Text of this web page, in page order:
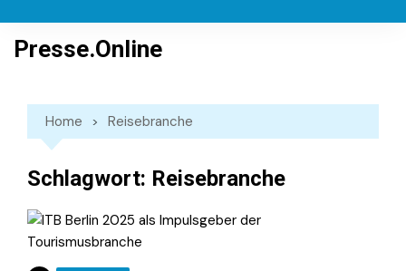
content
Presse.Online
Home Reisebranche
Schlagwort: Reisebranche